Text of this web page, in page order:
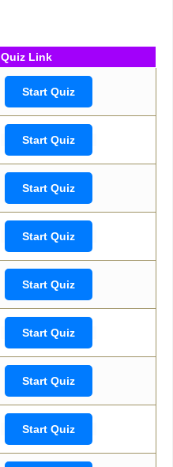
Quiz Link
Start Quiz
Start Quiz
Start Quiz
Start Quiz
Start Quiz
Start Quiz
Start Quiz
Start Quiz